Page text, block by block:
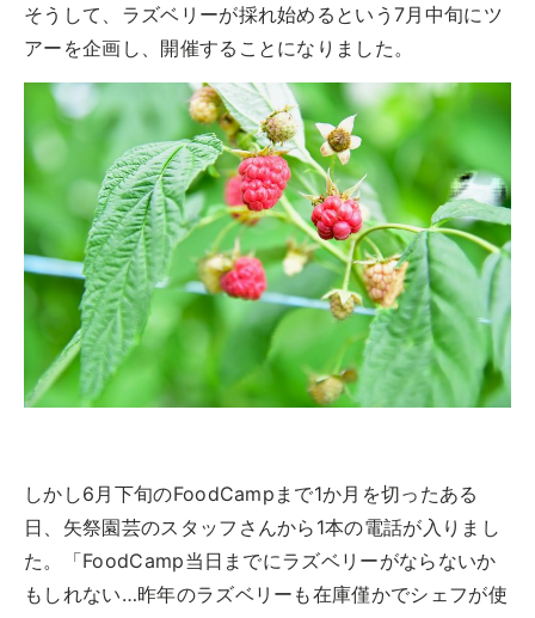
そうして、ラズベリーが採れ始めるという7月中旬にツ
アーを企画し、開催することになりました。
しかし6月下旬のFoodCampまで1か月を切ったある
日、矢祭園芸のスタッフさんから1本の電話が入りまし
た。「FoodCamp当日までにラズベリーがならないか
もしれない…昨年のラズベリーも在庫僅かでシェフが使